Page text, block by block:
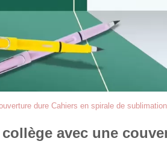
dure Cahiers en spirale de sublimation
avec une